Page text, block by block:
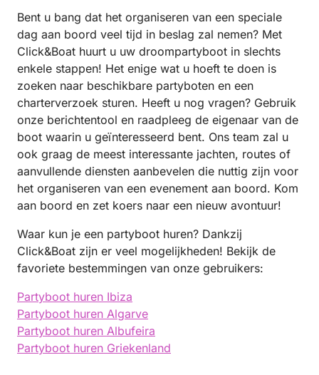
Bent u bang dat het organiseren van een speciale
dag aan boord veel tijd in beslag zal nemen? Met
Click&Boat huurt u uw droompartyboot in slechts
enkele stappen! Het enige wat u hoeft te doen is
zoeken naar beschikbare partyboten en een
charterverzoek sturen. Heeft u nog vragen? Gebruik
onze berichtentool en raadpleeg de eigenaar van de
boot waarin u geïnteresseerd bent. Ons team zal u
ook graag de meest interessante jachten, routes of
aanvullende diensten aanbevelen die nuttig zijn voor
het organiseren van een evenement aan boord. Kom
aan boord en zet koers naar een nieuw avontuur!
Waar kun je een partyboot huren? Dankzij
Click&Boat zijn er veel mogelijkheden! Bekijk de
favoriete bestemmingen van onze gebruikers:
Partyboot huren Ibiza
Partyboot huren Algarve
Partyboot huren Albufeira
Partyboot huren Griekenland